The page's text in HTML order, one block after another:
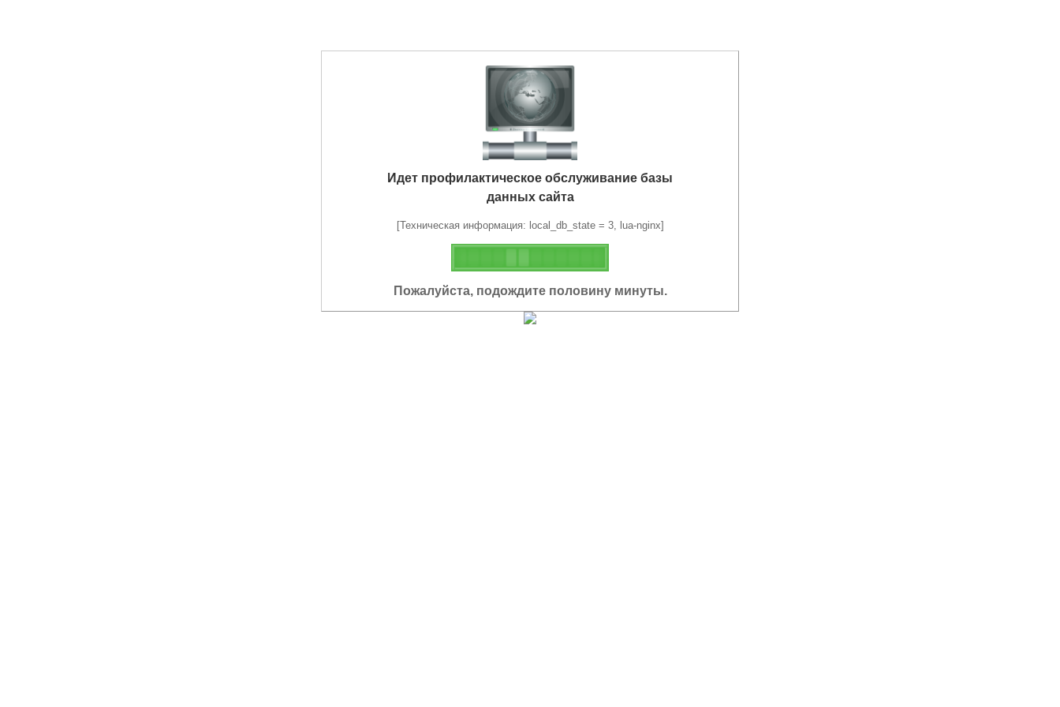
Идет профилактическое обслуживание базы
данных сайта
[Техническая информация: local_db_state = 3, lua-nginx]
Пожалуйста, подождите половину минуты.